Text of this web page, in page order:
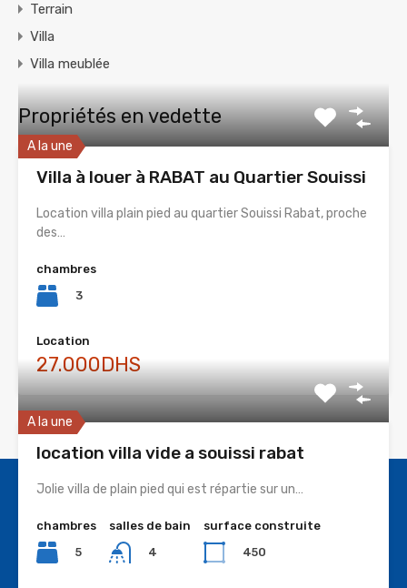
Terrain
Villa
Villa meublée
Propriétés en vedette
A la une
Villa à louer à RABAT au Quartier Souissi
Location villa plain pied au quartier Souissi Rabat, proche
des…
chambres
3
Location
27.000DHS
A la une
location villa vide a souissi rabat
Jolie villa de plain pied qui est répartie sur un…
chambres
5
salles de bain
4
surface construite
450
Agence immobilière à Rabat, Maroc